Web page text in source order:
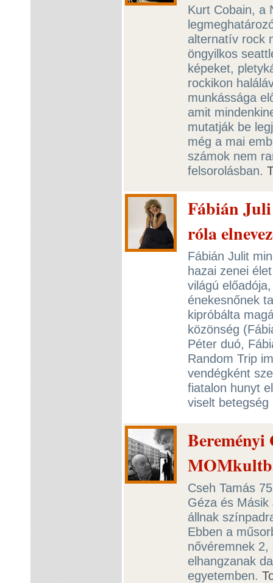
Kurt Cobain, a
alternatív rock
öngyilkos
képeket,
rockikon
munkássága
amit
mutatják be
még a mai
számok nem
felsorolásban.
Fábián
róla
Fábián Julit
hazai zenei
világú
énekesnőnek
kipróbálta
közönség
Péter duó,
Random Trip
vendégként
fiatalon hunyt
viselt
Bereményi
Cseh Tamás
Géza és Másik
állnak
Ebben a
nővéremnek 2,
elhangzanak
egyetemben.